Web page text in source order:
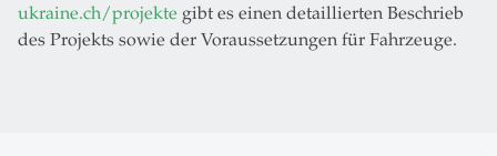
ukraine.ch/projekte gibt es einen detaillierten Beschrieb
des Projekts sowie der Voraussetzungen für Fahrzeuge.